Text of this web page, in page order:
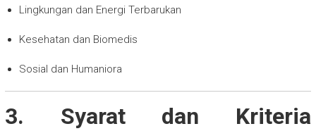
Lingkungan dan Energi Terbarukan
Kesehatan dan Biomedis
Sosial dan Humaniora
3. Syarat dan Kriteria